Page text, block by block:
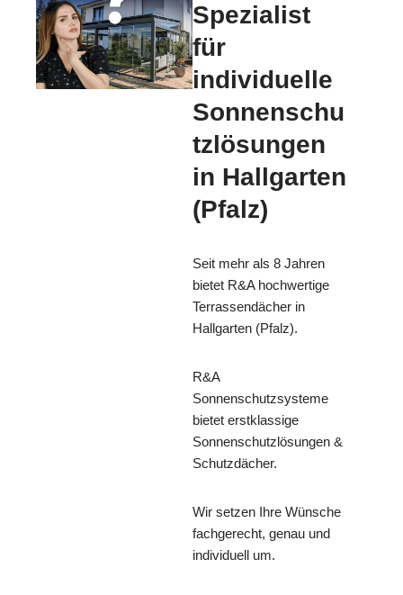
Spezialist
für
individuelle
Sonnenschu
tzlösungen
in Hallgarten
(Pfalz)
Seit mehr als 8 Jahren
bietet R&A hochwertige
Terrassendächer in
Hallgarten (Pfalz).
R&A
Sonnenschutzsysteme
bietet erstklassige
Sonnenschutzlösungen &
Schutzdächer.
Wir setzen Ihre Wünsche
fachgerecht, genau und
individuell um.